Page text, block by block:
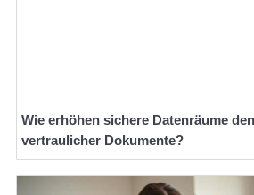
Wie erhöhen sichere Datenräume
vertraulicher Dokumente?